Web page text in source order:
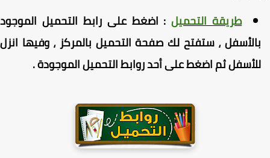
طريقة التحميل: اضغطعلى رابط التحميل الموجود
، ستفتح لك صفحة التحميل بالمركز ، وفيها انزل
ثم اضغط على أحد روابط التحميل الموجودة.